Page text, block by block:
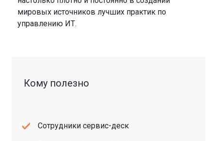
мировых источников лучших практик по
управлению ИТ.
Кому полезно
Сотрудники сервис-деск